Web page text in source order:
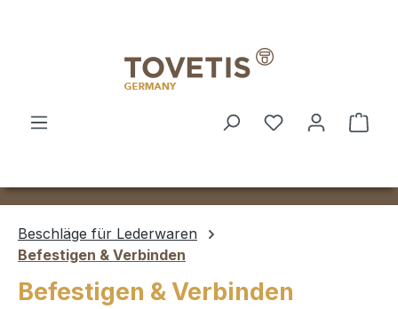
Beschläge für Lederwaren
Befestigen & Verbinden
Befestigen & Verbinden